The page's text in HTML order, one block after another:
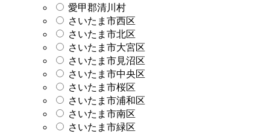
愛甲郡清川村
さいたま市西区
さいたま市北区
さいたま市大宮区
さいたま市見沼区
さいたま市中央区
さいたま市桜区
さいたま市浦和区
さいたま市南区
さいたま市緑区